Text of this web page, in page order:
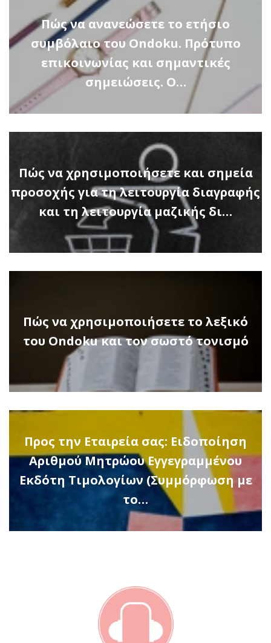
Πώς να ανανεώσετε το ετήσιο
συμβόλαιο του Ondoku. Πρότυπο
επικοινωνίας και σημαντικές
σημειώσεις. Ο…
Πώς να χρησιμοποιήσετε και σημεία
προσοχής για τη λειτουργία διαγραφής
και τη λειτουργία μαζικής δι…
Πώς να χρησιμοποιήσετε το λεξικό
του Ondoku και τον σωστό τονισμό
Προς την Εταιρεία σας: Ειδοποίηση
Αριθμού Μητρώου Εγγεγραμμένου
Εκδότη Τιμολογίων (Συμμόρφωση με
το…